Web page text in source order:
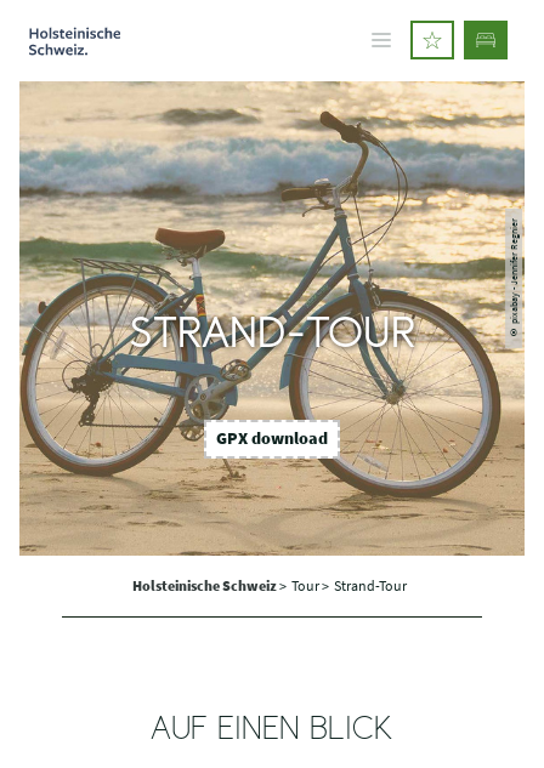
© pixabay - Jennifer Regnier
STRAND-TOUR
GPX download
Holsteinische Schweiz> Tour > Strand-Tour
AUF EINEN BLICK